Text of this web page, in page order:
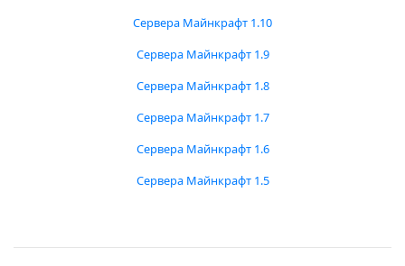
Сервера Майнкрафт 1.10
Сервера Майнкрафт 1.9
Сервера Майнкрафт 1.8
Сервера Майнкрафт 1.7
Сервера Майнкрафт 1.6
Сервера Майнкрафт 1.5